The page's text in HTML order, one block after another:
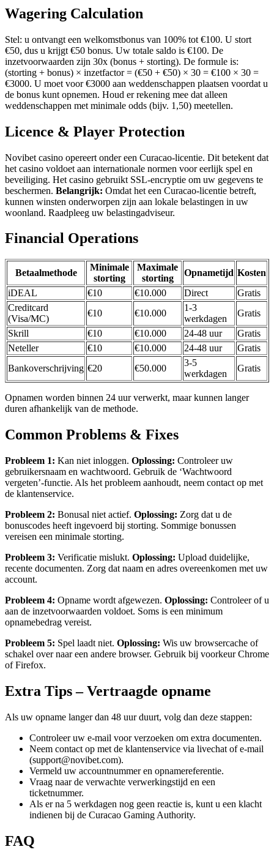
Wagering Calculation
Stel: u ontvangt een welkomstbonus van 100% tot €100. U stort
€50, dus u krijgt €50 bonus. Uw totale saldo is €100. De
inzetvoorwaarden zijn 30x (bonus + storting). De formule is:
(storting + bonus) × inzetfactor = (€50 + €50) × 30 = €100 × 30 =
€3000. U moet voor €3000 aan weddenschappen plaatsen voordat u
de bonus kunt opnemen. Houd er rekening mee dat alleen
weddenschappen met minimale odds (bijv. 1,50) meetellen.
Licence & Player Protection
Novibet casino opereert onder een Curacao-licentie. Dit betekent dat
het casino voldoet aan internationale normen voor eerlijk spel en
beveiliging. Het casino gebruikt SSL-encryptie om uw gegevens te
beschermen. Belangrijk: Omdat het een Curacao-licentie betreft,
kunnen winsten onderworpen zijn aan lokale belastingen in uw
woonland. Raadpleeg uw belastingadviseur.
Financial Operations
Betaalmethode
Minimale
storting
Maximale
storting
Opnametijd Kosten
iDEAL
€10 €10.000 Direct
Gratis
Creditcard
(Visa/MC)
€10 €10.000
1-3
werkdagen
Gratis
Skrill
€10 €10.000 24-48 uur
Gratis
Neteller
€10 €10.000 24-48 uur
Gratis
Bankoverschrijving €20 €50.000
3-5
werkdagen
Gratis
Opnamen worden binnen 24 uur verwerkt, maar kunnen langer
duren afhankelijk van de methode.
Common Problems & Fixes
Probleem 1: Kan niet inloggen. Oplossing: Controleer uw
gebruikersnaam en wachtwoord. Gebruik de ‘Wachtwoord
vergeten’-functie. Als het probleem aanhoudt, neem contact op met
de klantenservice.
Probleem 2: Bonusal niet actief. Oplossing: Zorg dat u de
bonuscodes heeft ingevoerd bij storting. Sommige bonussen
vereisen een minimale storting.
Probleem 3: Verificatie mislukt. Oplossing: Upload duidelijke,
recente documenten. Zorg dat naam en adres overeenkomen met uw
account.
Probleem 4: Opname wordt afgewezen. Oplossing: Controleer of u
aan de inzetvoorwaarden voldoet. Soms is een minimum
opnamebedrag vereist.
Probleem 5: Spel laadt niet. Oplossing: Wis uw browsercache of
schakel over naar een andere browser. Gebruik bij voorkeur Chrome
of Firefox.
Extra Tips – Vertraagde opname
Als uw opname langer dan 48 uur duurt, volg dan deze stappen:
Controleer uw e-mail voor verzoeken om extra documenten.
Neem contact op met de klantenservice via livechat of e-mail
(support@novibet.com).
Vermeld uw accountnummer en opnamereferentie.
Vraag naar de verwachte verwerkingstijd en een
ticketnummer.
Als er na 5 werkdagen nog geen reactie is, kunt u een klacht
indienen bij de Curacao Gaming Authority.
FAQ